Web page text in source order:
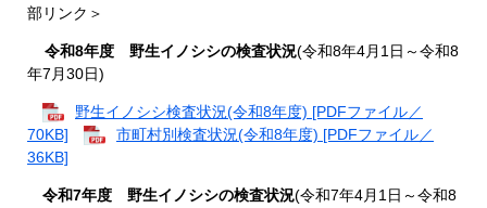
部リンク＞
令和8年度 野生イノシシの検査状況(令和8年4月1日～令和8
年7月30日)
野生イノシシ検査状況(令和8年度) [PDFファイル／
70KB]
市町村別検査状況(令和8年度) [PDFファイル／
36KB]
令和7年度 野生イノシシの検査状況(令和7年4月1日～令和8